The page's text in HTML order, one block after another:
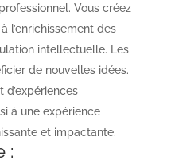
Vous créez
l’enrichissement des
intellectuelle. Les
de nouvelles idées.
d’expériences
à une expérience
et impactante.
: